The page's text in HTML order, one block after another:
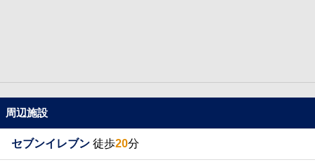
周辺施設
セブンイレブン 徒歩20分